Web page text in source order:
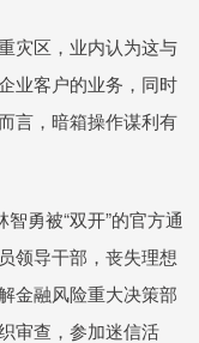
灾区，业内认为这与
业客户的业务，同时
言，暗箱操作谋利有
勇被“双开”的官方通
领导干部，丧失理想
金融风险重大决策部
审查，参加迷信活